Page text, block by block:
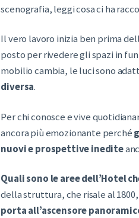
scenografia, leggi cosa ci ha
Il vero lavoro inizia ben prima
posto per rivedere gli spazi in
mobilio cambia, le luci sono
diversa.
Per chi conosce e vive
ancora più emozionante perché
nuovi e prospettive inedite
Quali sono le aree dell’Hotel
della struttura, che risale al 1800,
porta all’ascensore